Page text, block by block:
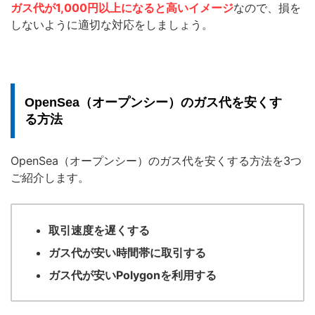
ガス代が1,000円以上になると高いイメージなので、損を
しないように適切な対応をしましょう。
OpenSea（オープンシー）のガス代を安くす
る方法
OpenSea（オープンシー）のガス代を安くする方法を3つ
ご紹介します。
取引速度を遅くする
ガス代が安い時間帯に取引する
ガス代が安いPolygonを利用する